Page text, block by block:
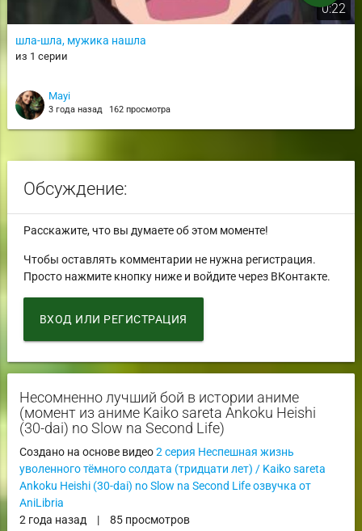
0:22
шла-шла, мужика нашла
из 1 серии
Mayi
3 года назад 162 просмотра
Обсуждение:
Расскажите, что вы думаете об этом моменте!
Чтобы оставлять комментарии не нужна регистрация.
Просто нажмите кнопку ниже и войдите через ВКонтакте.
ВХОД ИЛИ РЕГИСТРАЦИЯ
Несомненно лучший бой в истории аниме
(момент из аниме Kaiko sareta Ankoku Heishi
(30-dai) no Slow na Second Life)
Создано на основе видео2 серия Неспешная жизнь
уволенного тёмного солдата (тридцати лет) / Kaiko sareta
Ankoku Heishi (30-dai) no Slow na Second Life озвучка от
AniLibria
2 года назад
|
85 просмотров